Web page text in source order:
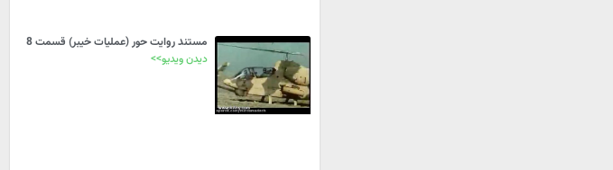
مستند روایت حور (عملیات خیبر) قسمت 8
دیدن ویدیو>>